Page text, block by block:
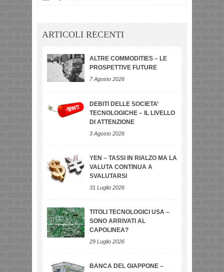
ARTICOLI RECENTI
ALTRE COMMODITIES – LE
PROSPETTIVE FUTURE
7 Agosto 2026
DEBITI DELLE SOCIETA’
TECNOLOGICHE – IL LIVELLO
DI ATTENZIONE
3 Agosto 2026
YEN – TASSI IN RIALZO MA LA
VALUTA CONTINUA A
SVALUTARSI
31 Luglio 2026
TITOLI TECNOLOGICI USA –
SONO ARRIVATI AL
CAPOLINEA?
29 Luglio 2026
BANCA DEL GIAPPONE –